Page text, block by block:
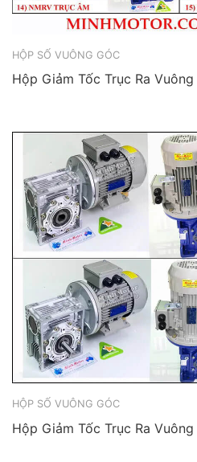
HỘP SỐ VUÔNG GÓC
Hộp Giảm Tốc Trục Ra Vuông
HỘP SỐ VUÔNG GÓC
Hộp Giảm Tốc Trục Ra